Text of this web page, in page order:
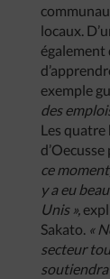
locaux.
également
exemple
des
Les quatre
ce
y a eu
Unis »,
Sakato. «
secteur